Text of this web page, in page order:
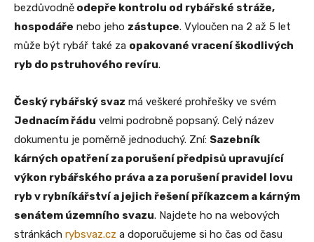
bezdůvodně odepře kontrolu od rybářské stráže,
hospodáře nebo jeho zástupce. Vyloučen na 2 až 5 let
může být rybář také za opakované vracení škodlivých
ryb do pstruhového revíru.
Český rybářský svaz má veškeré prohřešky ve svém
Jednacím řádu velmi podrobně popsaný. Celý název
dokumentu je poměrně jednoduchý. Zní: Sazebník
kárných opatření za porušení předpisů upravující
výkon rybářského práva a za porušení pravidel lovu
ryb v rybníkářství a jejich řešení příkazcem a kárným
senátem územního svazu. Najdete ho na webových
stránkách rybsvaz.cz a doporučujeme si ho čas od času